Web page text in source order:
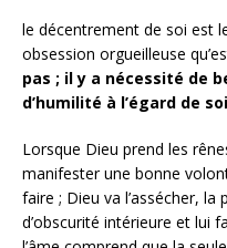
le décentrement de soi est
obsession orgueilleuse
pas ; il y a nécessité de
d’humilité à l’égard de
Lorsque Dieu prend les
manifester une bonne
faire ; Dieu va l’assécher,
d’obscurité intérieure et lui